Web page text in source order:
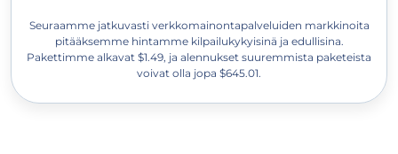
Seuraamme jatkuvasti verkkomainontapalveluiden markkinoita
pitääksemme hintamme kilpailukykyisinä ja edullisina.
Pakettimme alkavat $1.49, ja alennukset suuremmista paketeista
voivat olla jopa $645.01.